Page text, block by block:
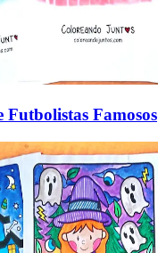
Futbolistas Famosos